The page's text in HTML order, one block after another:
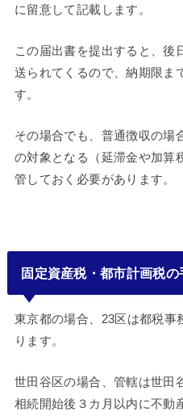
に留意して記載します。
この届出書を提出すると、後
送られてくるので、納期限ま
す。
その場合でも、普通徴収の場
の対象となる（延滞金や加算
管しておく必要があります。
固定資産税・都市計画税の
東京都の場合、23区は都税事
ります。
世田谷区の場合、管轄は世田
相続開始後３カ月以内に不動